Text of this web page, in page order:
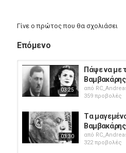
Όταν σε χασ’ η μάνα σου κι εμένα η
Κατηγορίες
Greek Music
Γίνε ο πρώτος που θα σχολιάσει
Επόμενο
03:25
Πάψε να με
από
359 προβολές
03:30
Tα
από
322 προβολές